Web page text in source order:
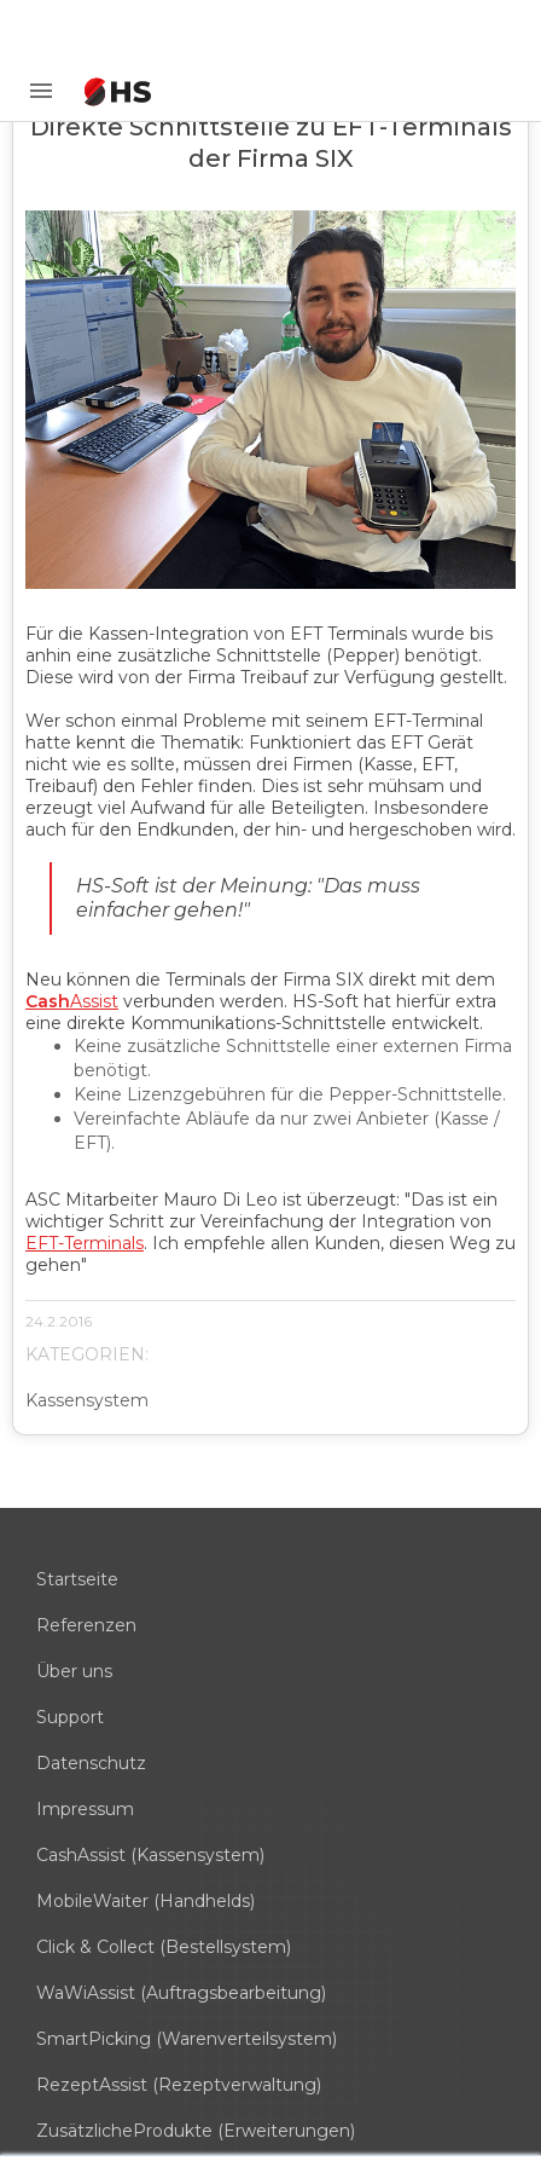
Direkte Schnittstelle zu EFT-Terminals
der Firma SIX
Für die Kassen-Integration von EFT Terminals wurde bis
anhin eine zusätzliche Schnittstelle (Pepper) benötigt.
Diese wird von der Firma Treibauf zur Verfügung gestellt.
Wer schon einmal Probleme mit seinem EFT-Terminal
hatte kennt die Thematik: Funktioniert das EFT Gerät
nicht wie es sollte, müssen drei Firmen (Kasse, EFT,
Treibauf) den Fehler finden. Dies ist sehr mühsam und
erzeugt viel Aufwand für alle Beteiligten. Insbesondere
auch für den Endkunden, der hin- und hergeschoben wird.
HS-Soft ist der Meinung: "Das muss
einfacher gehen!"
Neu können die Terminals der Firma SIX direkt mit dem
CashAssist verbunden werden. HS-Soft hat hierfür extra
eine direkte Kommunikations-Schnittstelle entwickelt.
Keine zusätzliche Schnittstelle einer externen Firma
benötigt.
Keine Lizenzgebühren für die Pepper-Schnittstelle.
Vereinfachte Abläufe da nur zwei Anbieter (Kasse /
EFT).
ASC Mitarbeiter Mauro Di Leo ist überzeugt: "Das ist ein
wichtiger Schritt zur Vereinfachung der Integration von
EFT-Terminals. Ich empfehle allen Kunden, diesen Weg zu
gehen"
24.2.2016
KATEGORIEN:
Kassensystem
Startseite
Referenzen
Über uns
Support
Datenschutz
Impressum
CashAssist (Kassensystem)
MobileWaiter (Handhelds)
Click & Collect (Bestellsystem)
WaWiAssist (Auftragsbearbeitung)
SmartPicking (Warenverteilsystem)
RezeptAssist (Rezeptverwaltung)
ZusätzlicheProdukte (Erweiterungen)